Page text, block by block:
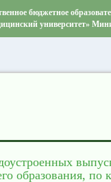
бюджетное
университет»
образования,